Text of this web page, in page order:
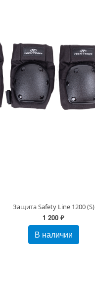
Защита Safety Line 1200 (S)
1 200 ₽
В наличии